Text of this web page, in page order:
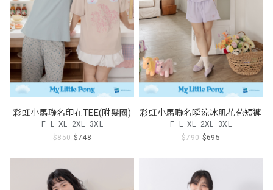
彩虹小馬聯名印花TEE(附髮圈)
F L XL 2XL 3XL
$850 $748
彩虹小馬聯名瞬涼冰肌花苞短褲
F L XL 2XL 3XL
$790 $695